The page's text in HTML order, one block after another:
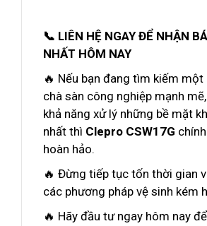
📞 LIÊN HỆ NGAY ĐỂ NHẬN
NHẤT HÔM NAY
🔥 Nếu bạn đang tìm kiếm
chà sàn công nghiệp mạnh
khả năng xử lý những bề mặt
nhất thì Clepro CSW17G
hoàn hảo.
🔥 Đừng tiếp tục tốn thời gian
các phương pháp vệ sinh kém
🔥 Hãy đầu tư ngay hôm nay